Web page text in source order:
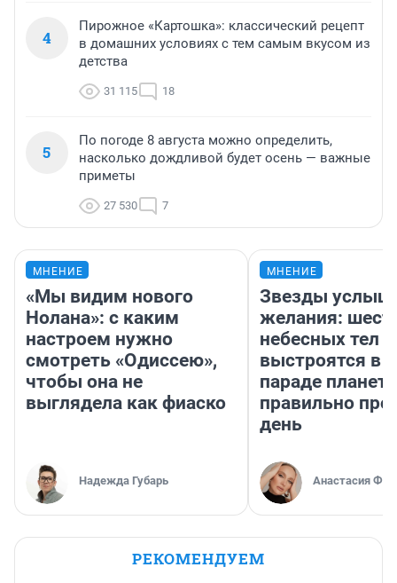
4
Пирожное «Картошка»: классический рецепт
в домашних условиях с тем самым вкусом из
детства
31 115 18
5
По погоде 8 августа можно определить,
насколько дождливой будет осень — важные
приметы
27 530 7
МНЕНИЕ
«Мы видим нового
Нолана»: с каким
настроем нужно
смотреть «Одиссею»,
чтобы она не
выглядела как фиаско
Надежда Губарь
МНЕНИЕ
Звезды
желания:
небесных тел
выстроятся в
параде планет
правильно
день
Анастасия
РЕКОМЕНДУЕМ